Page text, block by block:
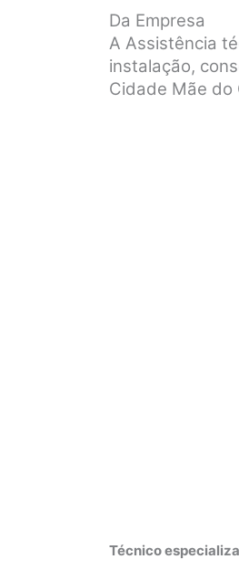
Da Empresa
A Assistência
instalação,
Cidade Mãe do
Técnico